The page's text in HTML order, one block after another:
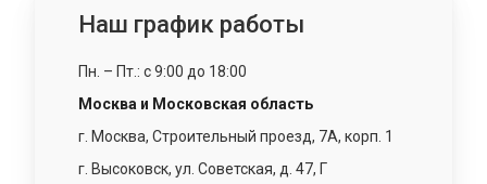
Наш график работы
Пн. – Пт.: с 9:00 до 18:00
Москва и Московская область
г. Москва, Строительный проезд, 7А, корп. 1
г. Высоковск, ул. Советская, д. 47, Г